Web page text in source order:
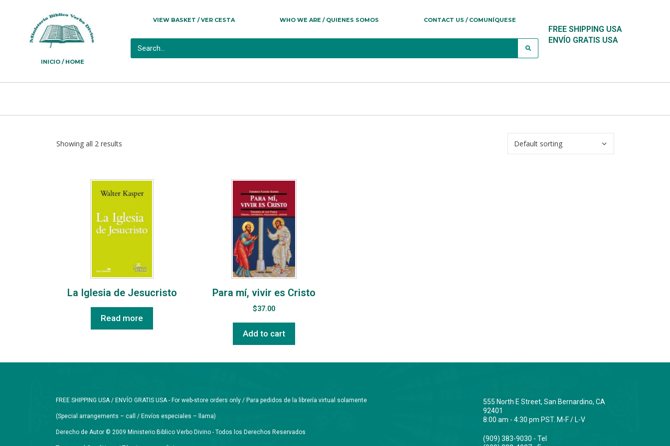
INICIO / HOME
VIEW BASKET / VER CESTA WHO WE ARE / QUIENES SOMOS CONTACT US / COMUNÍQUESE
FREE SHIPPING USA
ENVÍO GRATIS USA
Showing all 2 results
La Iglesia de Jesucristo
Read more
Para mí, vivir es Cristo
$37.00
Add to cart
FREE SHIPPING USA / ENVÍO GRATIS USA - For web-store orders only / Para pedidos de la librería virtual solamente
(Special arrangements – call / Envíos especiales – llama)
Derecho de Autor © 2009 Ministerio Biblico Verbo Divino - Todos los Derechos Reservados
555 North E Street, San Bernardino, CA
92401
8:00 am - 4:30 pm PST. M-F / L-V
(909) 383-9030 - Tel